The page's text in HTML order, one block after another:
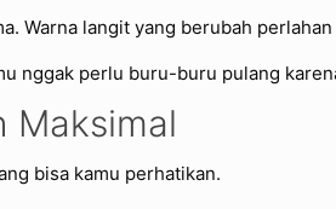
Warna langit yang berubah
nggak perlu buru-buru pulang
Maksimal
bisa kamu perhatikan.